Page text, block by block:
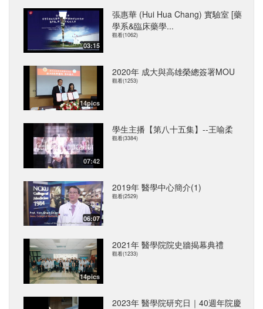
03:15
張惠華 (Hui Hua Chang) 實驗室 [藥
學系&臨床藥學...
觀看(1062)
14pics
2020年 成大與高雄榮總簽署MOU
觀看(1253)
07:42
學生主播【第八十五集】--王喻柔
觀看(3384)
06:07
2019年 醫學中心簡介(1)
觀看(2529)
14pics
2021年 醫學院院史牆揭幕典禮
觀看(1233)
2023年 醫學院研究日｜40週年院慶